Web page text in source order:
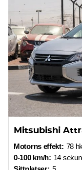
Mitsubishi
Motorns effekt: 78 hk
0-100 km/h: 14